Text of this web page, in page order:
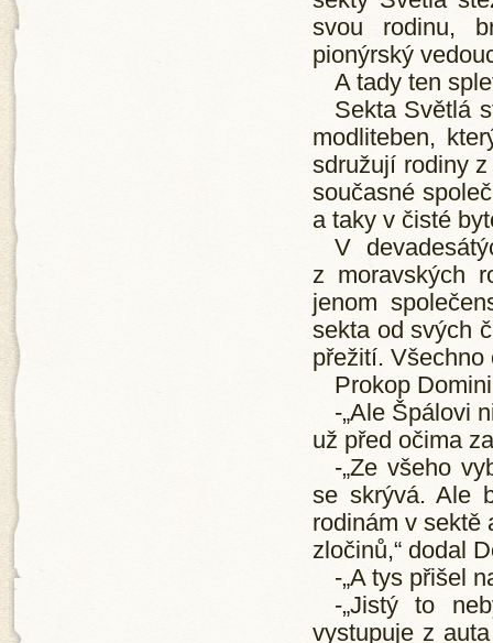
svou rodinu,
pionýrský
A tady ten
Sekta Světlá
modliteben,
sdružují rodiny
současné
a taky v čisté
V
z moravských
jenom
sekta od svých
přežití. Všechno
Prokop
-„Ale Špálovi
už před očima
-„Ze všeho
se skrývá. Ale
rodinám v sektě
zločinů,“ dodal
-„A tys přišel
-„Jistý to
vystupuje z